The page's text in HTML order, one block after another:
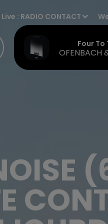
Live : RADIO CONTACT
Four To
OFENBACH